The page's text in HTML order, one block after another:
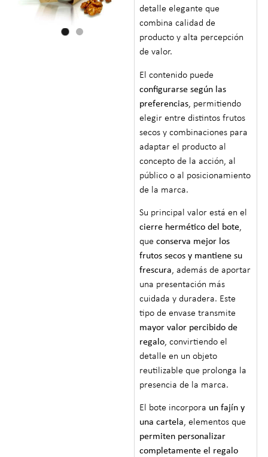
detalle elegante que
combina calidad de
producto y alta percepción
de valor.
El contenido puede
configurarse según las
preferencias, permitiendo
elegir entre distintos frutos
secos y combinaciones para
adaptar el producto al
concepto de la acción, al
público o al posicionamiento
de la marca.
Su principal valor está en el
cierre hermético del bote,
queconserva mejor los
frutos secos y mantiene su
frescura, además de aportar
una presentación más
cuidada y duradera. Este
tipo de envase transmite
mayor valor percibido de
regalo, convirtiendo el
detalle en un objeto
reutilizable que prolonga la
presencia de la marca.
El bote incorpora un fajín y
una cartela, elementos que
permiten personalizar
completamente el regalo